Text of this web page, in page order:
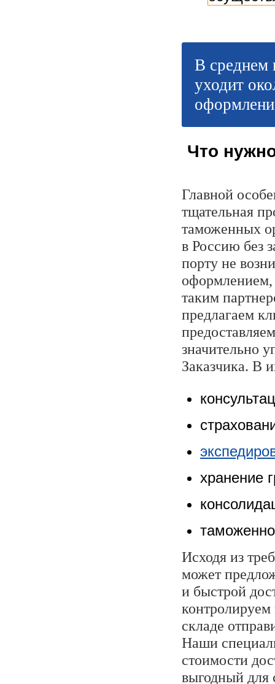
В среднем
уходит
Что
Главной
тщательная
таможенных
в Россию без
порту не
оформлением,
таким
предлагаем
значительно
Заказчика. В
хранение
Исходя из
может
и быстрой
контролируем
складе
Наши
стоимости
выгодный для